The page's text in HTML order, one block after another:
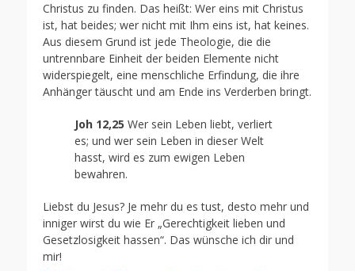
Christus zu finden. Das heißt: Wer eins mit Christus
ist, hat beides; wer nicht mit Ihm eins ist, hat keines.
Aus diesem Grund ist jede Theologie, die die
untrennbare Einheit der beiden Elemente nicht
widerspiegelt, eine menschliche Erfindung, die ihre
Anhänger täuscht und am Ende ins Verderben bringt.
Joh 12,25 Wer sein Leben liebt, verliert
es; und wer sein Leben in dieser Welt
hasst, wird es zum ewigen Leben
bewahren.
Liebst du Jesus? Je mehr du es tust, desto mehr und
inniger wirst du wie Er „Gerechtigkeit lieben und
Gesetzlosigkeit hassen“. Das wünsche ich dir und
mir!